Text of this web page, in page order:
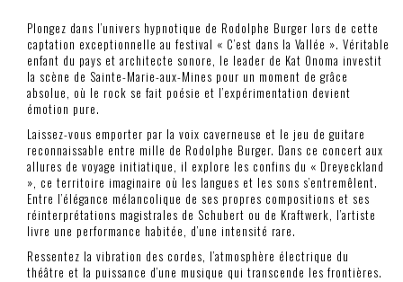
Plongez dans l’univers hypnotique de Rodolphe Burger lors de cette
captation exceptionnelle au festival « C’est dans la Vallée ». Véritable
enfant du pays et architecte sonore, le leader de Kat Onoma investit
la scène de Sainte-Marie-aux-Mines pour un moment de grâce
absolue, où le rock se fait poésie et l’expérimentation devient
émotion pure.
Laissez-vous emporter par la voix caverneuse et le jeu de guitare
reconnaissable entre mille de Rodolphe Burger. Dans ce concert aux
allures de voyage initiatique, il explore les confins du « Dreyeckland
», ce territoire imaginaire où les langues et les sons s’entremêlent.
Entre l’élégance mélancolique de ses propres compositions et ses
réinterprétations magistrales de Schubert ou de Kraftwerk, l’artiste
livre une performance habitée, d’une intensité rare.
Ressentez la vibration des cordes, l’atmosphère électrique du
théâtre et la puissance d’une musique qui transcende les frontières.